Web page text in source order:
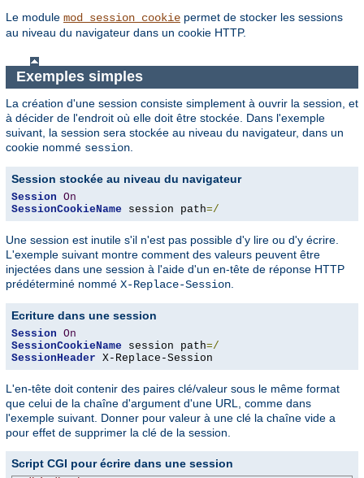
Le module mod_session_cookie permet de stocker les sessions
au niveau du navigateur dans un cookie HTTP.
Exemples simples
La création d'une session consiste simplement à ouvrir la session, et
à décider de l'endroit où elle doit être stockée. Dans l'exemple
suivant, la session sera stockée au niveau du navigateur, dans un
cookie nommé session
Session stockée au niveau du navigateur
Session On
SessionCookieName session path=/
Une session est inutile s'il n'est pas possible d'y lire ou d'y écrire.
L'exemple suivant montre comment des valeurs peuvent être
injectées dans une session à l'aide d'un en-tête de réponse HTTP
prédéterminé nommé X-Replace-Session
Ecriture dans une session
Session On
SessionCookieName session path=/
SessionHeader X-Replace-Session
L'en-tête doit contenir des paires clé/valeur sous le même format
que celui de la chaîne d'argument d'une URL, comme dans
l'exemple suivant. Donner pour valeur à une clé la chaîne vide a
pour effet de supprimer la clé de la session.
Script CGI pour écrire dans une session